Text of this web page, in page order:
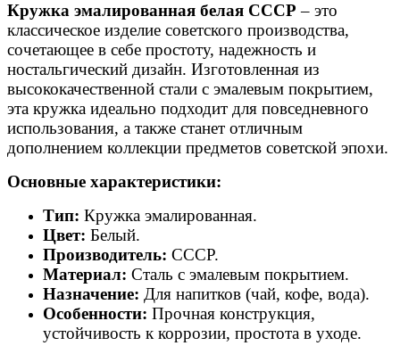
Кружка эмалированная белая СССР – это
классическое изделие советского производства,
сочетающее в себе простоту, надежность и
ностальгический дизайн. Изготовленная из
высококачественной стали с эмалевым покрытием,
эта кружка идеально подходит для повседневного
использования, а также станет отличным
дополнением коллекции предметов советской эпохи.
Основные характеристики:
Тип: Кружка эмалированная.
Цвет: Белый.
Производитель: СССР.
Материал: Сталь с эмалевым покрытием.
Назначение: Для напитков (чай, кофе, вода).
Особенности: Прочная конструкция,
устойчивость к коррозии, простота в уходе.